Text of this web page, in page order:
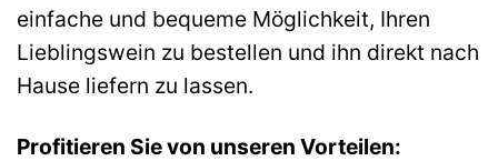
einfache und bequeme Möglichkeit, Ihren
Lieblingswein zu bestellen und ihn direkt nach
Hause liefern zu lassen.
Profitieren Sie von unseren Vorteilen: